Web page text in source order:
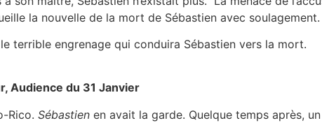
la nouvelle de la mort de Sébastien avec soulagement.
terrible engrenage qui conduira Sébastien vers la mort.
Audience du 31 Janvier
Rico. Sébastien en avait la garde. Quelque temps après,